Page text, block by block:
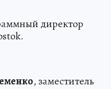
директор
, заместитель